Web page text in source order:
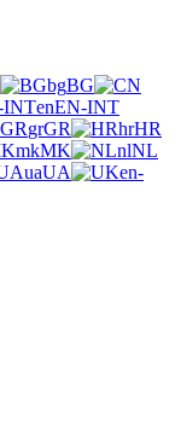
bgBG
enEN-INT
grGR hrHR
mkMK nlNL
uaUA
en-